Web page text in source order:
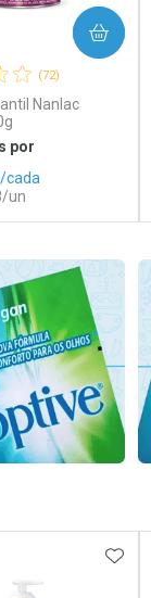
(72)
Nanlac
por
cada
un
COMPRAR
sem Desconto
sem Desconto